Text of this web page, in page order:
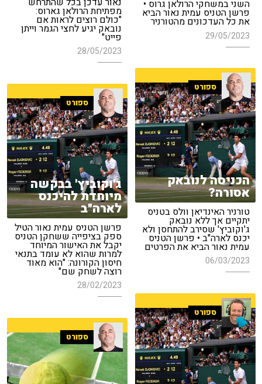
השני במשחקי הרולאן גרוס •
פרשן הטניס עמית נאור הביא
את כל העדכונים מהטורניר
29/05/2023
מפתיחת הרולאן גארוס:
"כולם רוצים לראות אם
נובאק יגיע לחצי הגמר וייתן
פייט"
28/05/2023
ספורט
הכניסה לנובאק
אסורה?
טורניר האינדיאן וולס בטניס
יתקיים אך ללא נובאק
ג'וקוביץ' שסירב להתחסן ולא
יכנס לארה"ב • פרשן הטניס
עמית נאור הביא את הפרטים
06/03/2023
ספורט
ג'וקוביץ' בבקשה
מיוחדת להיכנס
לארה"ב
פרשן הטניס עמית נאור הטיל
ספק בציפייה ששחקן הטניס
יקבל את האישור המיוחד
למרות שהוא לא עומד בתנאי
חיסון הקורונה: "הוא מאוד
רוצה לשחק שם"
28/02/2023
ספורט
ספורט